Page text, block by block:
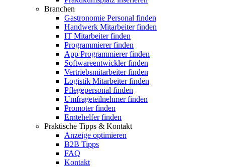
Branchen
Gastronomie Personal finden
Handwerk Mitarbeiter finden
IT Mitarbeiter finden
Programmierer finden
App Programmierer finden
Softwareentwickler finden
Vertriebsmitarbeiter finden
Logistik Mitarbeiter finden
Pflegepersonal finden
Umfrageteilnehmer finden
Promoter finden
Erntehelfer finden
Praktische Tipps & Kontakt
Anzeige optimieren
B2B Tipps
FAQ
Kontakt